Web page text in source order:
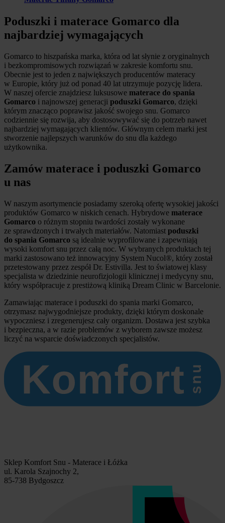
Poduszki i materace Gomarco dla
najbardziej wymagających
Gomarco to hiszpańska marka, która od lat słynie z oryginalnych
i bezkompromisowych rozwiązań w zakresie komfortu snu.
Obecnie jest to jeden z największych producentów materacy
w Europie, który już od ponad 40 lat utrzymuje pozycję lidera.
W naszej ofercie znajdziesz luksusowe materace do spania
Gomarco i najnowszej generacji poduszki Gomarco, dzięki
którym znacząco poprawisz jakość swojego snu. Gomarco
codziennie się rozwija, aby dostosowywać się do potrzeb nawet
najbardziej wymagających klientów. Głównym celem marki jest
stworzenie najlepszych warunków do snu dla każdego
użytkownika.
Zamów materace i poduszki Gomarco
u nas
W naszym asortymencie posiadamy szeroką ofertę wysokiej jakości
produktów Gomarco w niskich cenach. Hybrydowe materace
Gomarco o różnym stopniu twardości zostały wykonane
ze sprawdzonych i trwałych materiałów. Natomiast poduszki
do spania Gomarco są idealnie wyprofilowane i zapewniają
wysoki komfort snu przez całą noc. W wybranych produktach tej
marki zastosowano też innowacyjny System Nucol®, który został
przetestowany przez zespół Dr. Estivilla. Jest to światowej klasy
specjalista w dziedzinie neurofizjologii klinicznej i medycyny snu,
który współpracuje z prestiżową kliniką Dream Clinic w Barcelonie.
Zamawiając materace i poduszki do spania marki Gomarco,
otrzymasz najwygodniejsze produkty, dzięki którym doskonale
wypoczniesz i zregenerujesz cały organizm. Dostawa jest szybka
i bezpieczna, a w razie problemów z wyborem zawsze możesz
liczyć na wsparcie doświadczonych specjalistów.
Sklep Komfort Snu - Materace i Łóżka
ul. Karola Szajnochy 2,
85-738 Bydgoszcz